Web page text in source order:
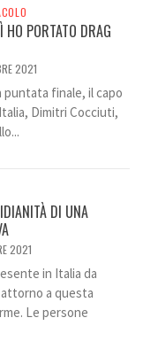
PORTATO DRAG
2021
puntata finale, il capo
Dimitri Cocciuti,
DI UNA
2021
in Italia da
a questa
Le persone